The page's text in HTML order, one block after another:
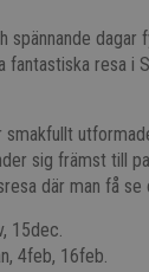
spännande
fantastiska resa
smakfullt
sig främst till
där man få
15dec.
4feb, 16feb.